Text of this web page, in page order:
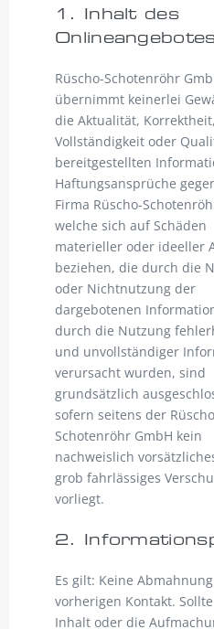
1. Inhalt des
Rüscho-Schotenröhr
übernimmt keinerlei
die Aktualität, Korrektheit,
Vollständigkeit oder
bereitgestellten
Haftungsansprüche
Firma Rüscho-
welche sich auf Schäden
materieller oder ideeller
beziehen, die durch die
oder Nichtnutzung der
dargebotenen
durch die Nutzung
und unvollständiger
verursacht wurden, sind
grundsätzlich
sofern seitens der
Schotenröhr GmbH kein
nachweislich
grob fahrlässiges
vorliegt.
2.
Es gilt: Keine
vorherigen Kontakt.
Inhalt oder die